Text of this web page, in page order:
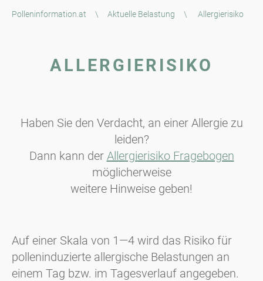
Polleninformation.at \ Aktuelle Belastung \ Allergierisiko
ALLERGIERISIKO
Haben Sie den Verdacht, an einer Allergie zu
leiden?
Dann kann der Allergierisiko Fragebogen
möglicherweise
weitere Hinweise geben!
Auf einer Skala von 1—4 wird das Risiko für
polleninduzierte allergische Belastungen an
einem Tag bzw. im Tagesverlauf angegeben.